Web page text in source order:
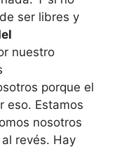
ser libres y
nuestro
porque el
eso. Estamos
nosotros
revés. Hay